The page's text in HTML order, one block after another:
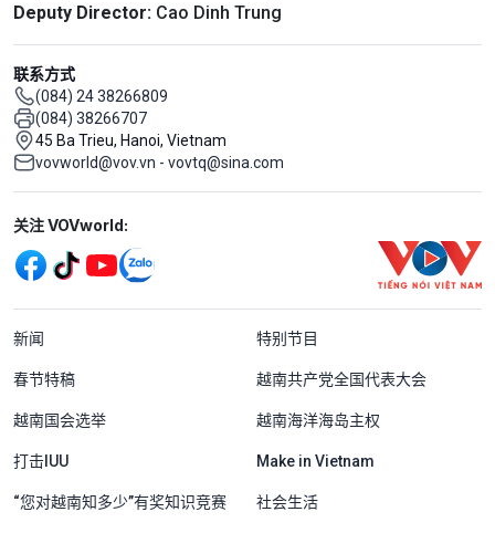
Deputy Director: Cao Dinh Trung
联系方式
(084) 24 38266809
(084) 38266707
45 Ba Trieu, Hanoi, Vietnam
vovworld@vov.vn - vovtq@sina.com
Mạng xã hội
关注 VOVworld:
Menu footer tiếng Trung Quốc
新闻 特别节目
春节特稿 越南共产党全国代表大会
越南国会选举 越南海洋海岛主权
打击IUU Make in Vietnam
“您对越南知多少”有奖知识竞赛 社会生活